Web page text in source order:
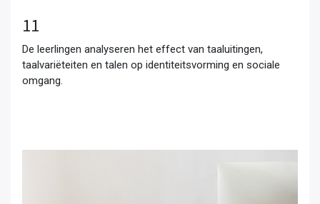
11
De leerlingen analyseren het effect van taaluitingen,
taalvariëteiten en talen op identiteitsvorming en sociale
omgang.